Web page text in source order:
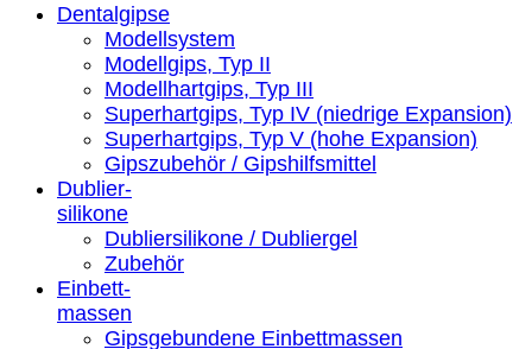
Dentalgipse
Modellsystem
Modellgips, Typ II
Modellhartgips, Typ III
Superhartgips, Typ IV (niedrige Expansion)
Superhartgips, Typ V (hohe Expansion)
Gipszubehör / Gipshilfsmittel
Dublier-
silikone
Dubliersilikone / Dubliergel
Zubehör
Einbett-
massen
Gipsgebundene Einbettmassen